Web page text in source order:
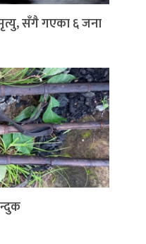
सँगै गएका ६ जना